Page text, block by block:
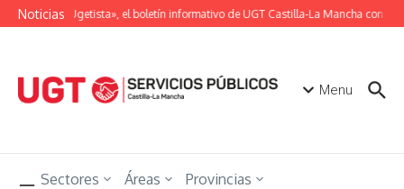
Saltar al contenido
Noticias
«Unión Ugetista», el boletín informativo de UGT Castilla-La Mancha con
Menu
Sectores Áreas
Provincias